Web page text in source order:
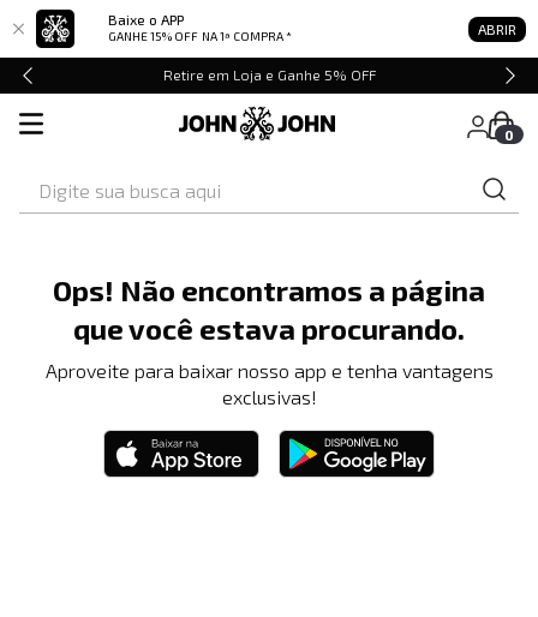
Baixe o APP
GANHE 15% OFF NA 1ª COMPRA * ABRIR
Retire em Loja e Ganhe 5% OFF
0
Ops! Não encontramos a página
que você estava procurando.
Aproveite para baixar nosso app e tenha vantagens
exclusivas!